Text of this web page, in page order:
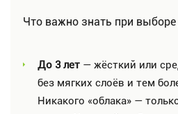
Что важно знать при выборе
До 3 лет — жёсткий или
без мягких слоёв и тем
Никакого «облака» —